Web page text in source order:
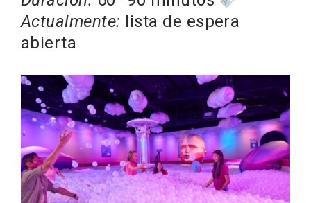
Actualmente: lista de espera
abierta